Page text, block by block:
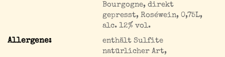
Bourgogne, direkt
gepresst, Roséwein, 0,75L,
alc. 12% vol.
Allergene:
enthält Sulfite
natürlicher Art,